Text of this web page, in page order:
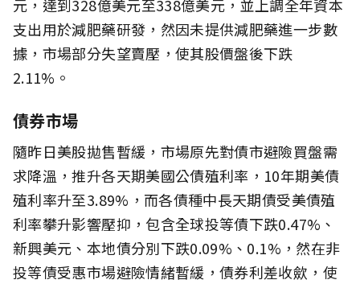
元，達到328億美元至338億美元，並上調全年資本
支出用於減肥藥研發，然因未提供減肥藥進一步數
據，市場部分失望賣壓，使其股價盤後下跌
2.11%。
債券市場
隨昨日美股拋售暫緩，市場原先對債市避險買盤需
求降溫，推升各天期美國公債殖利率，10年期美債
殖利率升至3.89%，而各債種中長天期債受美債殖
利率攀升影響壓抑，包含全球投等債下跌0.47%、
新興美元、本地債分別下跌0.09%、0.1%，然在非
投等債受惠市場避險情緒暫緩，債券利差收歛，使